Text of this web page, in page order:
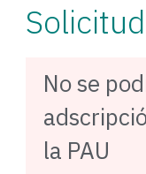
No se
la PAU